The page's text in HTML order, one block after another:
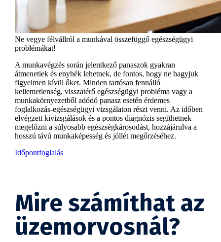
Ne vegye félvállról a munkával összefüggő egészségügyi
problémákat!
A munkavégzés során jelentkező panaszok gyakran
átmenetiek és enyhék lehetnek, de fontos, hogy ne hagyjuk
figyelmen kívül őket. Minden tartósan fennálló
kellemetlenség, visszatérő egészségügyi probléma vagy a
munkakörnyezetből adódó panasz esetén érdemes
foglalkozás-egészségügyi vizsgálaton részt venni. Az időben
elvégzett kivizsgálások és a pontos diagnózis segíthetnek
megelőzni a súlyosabb egészségkárosodást, hozzájárulva a
hosszú távú munkaképesség és jóllét megőrzéséhez.
Időpontfoglalás
Mire számíthat az
üzemorvosnál?